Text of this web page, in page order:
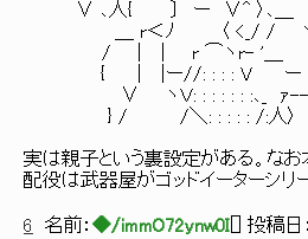
∨ ､人{ 〕 ー ∨^
＿ r＜ﾉ 〈 <_/ /
/ | | r ⌒ヽr- '
{ | |ー//: : : : V
∨ ヽＶ: : : :
} / /＼: : : : : /:人〉
実は親子という裏設定がある。な
配役は武器屋がゴッドイーターシリ
6 名前： ◆/immO72ynw0I ] 投稿日：